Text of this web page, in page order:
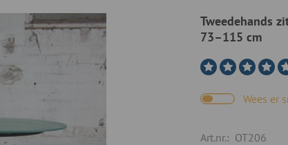
Tweedehands
73–115 cm
Wees er
Art.nr.: OT206